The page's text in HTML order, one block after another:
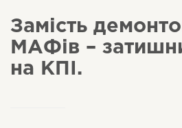
Замість
МАФів –
на КПІ.